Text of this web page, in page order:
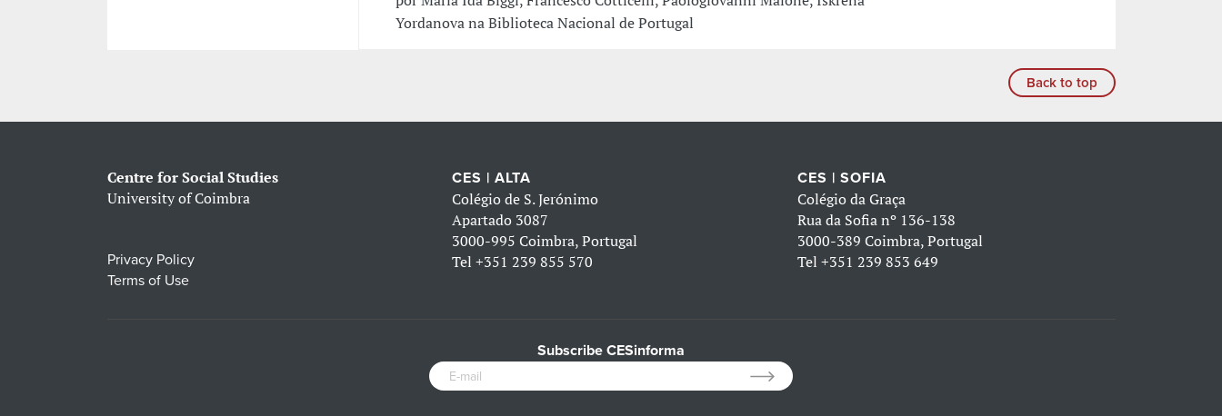
Yordanova na Biblioteca Nacional de Portugal
Back to top
Centre for Social Studies
University of Coimbra
Privacy Policy
Terms of Use
CES | ALTA
Colégio de S. Jerónimo
Apartado 3087
3000-995 Coimbra, Portugal
Tel+351 239 855 570
CES | SOFIA
Colégio da Graça
Rua da Sofia nº 136-138
3000-389 Coimbra, Portugal
Tel +351 239 853 649
Subscribe CESinforma